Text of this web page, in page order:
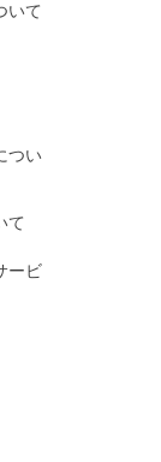
いて
つい
て
ービ